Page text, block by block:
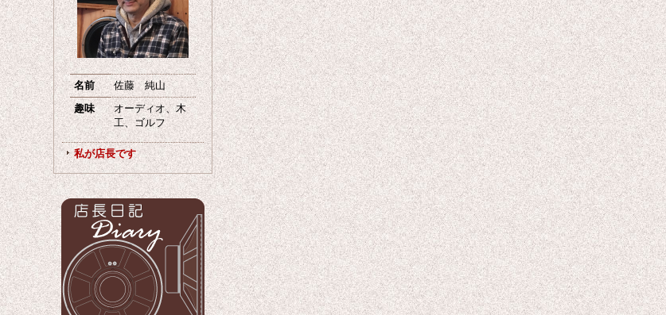
名前
佐藤 純山
趣味
オーディオ、木
工、ゴルフ
私が店長です